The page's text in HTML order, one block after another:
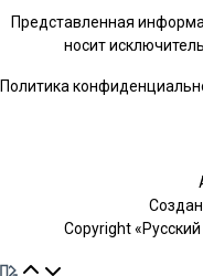
Представленная
носит
Политика
Copyright